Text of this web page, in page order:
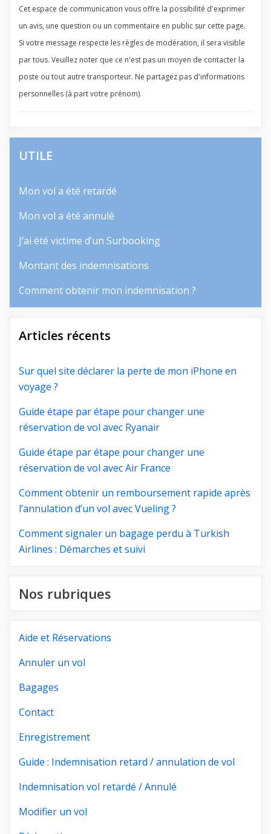
Cet espace de communication vous offre la possibilité d'exprimer
un avis, une question ou un commentaire en public sur cette page.
Si votre message respecte les règles de modération, il sera visible
par tous. Veuillez noter que ce n'est pas un moyen de contacter la
poste ou tout autre transporteur. Ne partagez pas d'informations
personnelles (à part votre prénom).
UTILE
Mon vol a été retardé
Mon vol a été annulé
J’ai été victime d’un Surbooking
Montant des indemnisations
Comment obtenir mon indemnisation ?
Articles récents
Sur quel site déclarer la perte de mon iPhone en
voyage ?
Guide étape par étape pour changer une
réservation de vol avec Ryanair
Guide étape par étape pour changer une
réservation de vol avec Air France
Comment obtenir un remboursement rapide après
l’annulation d’un vol avec Vueling ?
Comment signaler un bagage perdu à Turkish
Airlines : Démarches et suivi
Nos rubriques
Aide et Réservations
Annuler un vol
Bagages
Contact
Enregistrement
Guide : Indemnisation retard / annulation de vol
Indemnisation vol retardé / Annulé
Modifier un vol